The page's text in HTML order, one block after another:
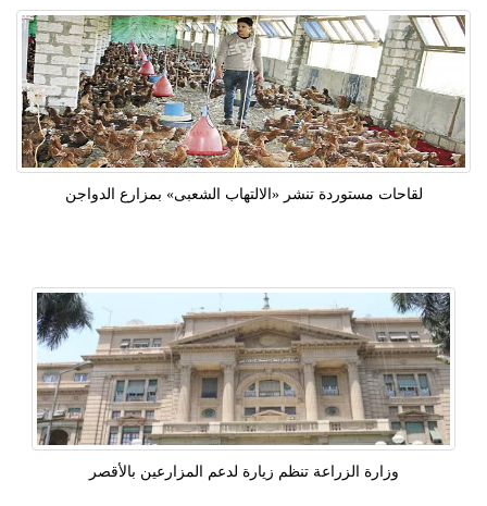
لقاحات مستوردة تنشر «الالتهاب الشعبى» بمزارع الدواجن
وزارة الزراعة تنظم زيارة لدعم المزارعين بالأقصر